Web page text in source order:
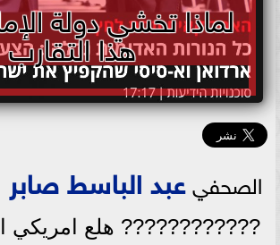
لماذا تخشي دولة
هذا التقارب
الصحفيعبد الباسط صابر
???????????? هلع امريكي